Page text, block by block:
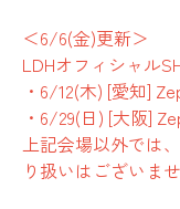
＜6/6(金)更新＞
LDHオフィシャル
・6/12(木) [愛知]
・6/29(日) [大阪]
上記会場以外では
り扱いはございま